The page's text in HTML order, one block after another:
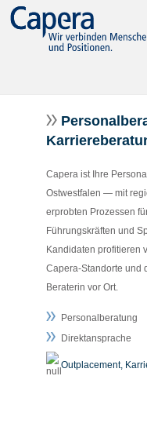
Capera ist Ihre
Ostwestfalen — mit
erprobten Prozessen
Führungskräften und
Kandidaten profitieren
Capera-Standorte und
Beraterin vor Ort.
Personalberatung
Direktansprache
Outplacement,